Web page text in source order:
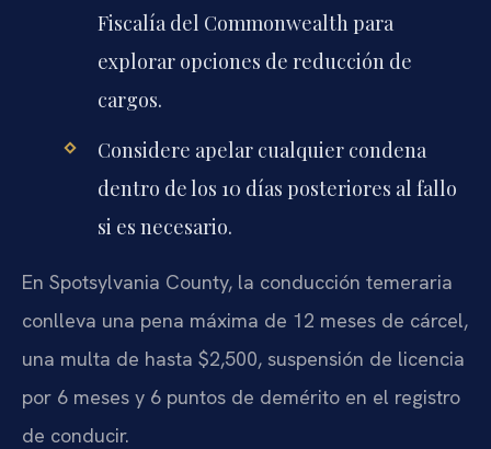
Fiscalía del Commonwealth para
explorar opciones de reducción de
cargos.
Considere apelar cualquier condena
dentro de los 10 días posteriores al fallo
si es necesario.
En Spotsylvania County, la conducción temeraria
conlleva una pena máxima de 12 meses de cárcel,
una multa de hasta $2,500, suspensión de licencia
por 6 meses y 6 puntos de demérito en el registro
de conducir.